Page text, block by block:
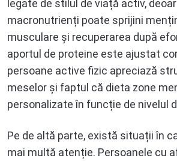
legate de stilul de viață activ,
macronutrienți poate sprijini
musculare și recuperarea după
aportul de proteine este ajustat
persoane active fizic apreciază
meselor și faptul că dieta zone
personalizate în funcție de nivelul
Pe de altă parte, există situații în
mai multă atenție. Persoanele cu